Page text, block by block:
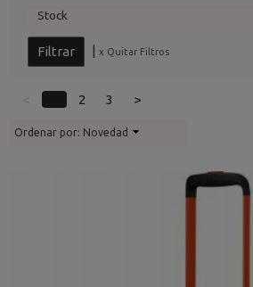
Stock
| x Quitar Filtros
2 3 >
Ordenar por: Novedad